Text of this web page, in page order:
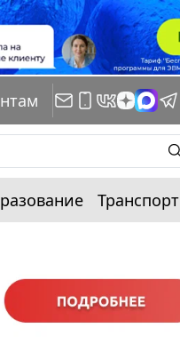
Транспорт